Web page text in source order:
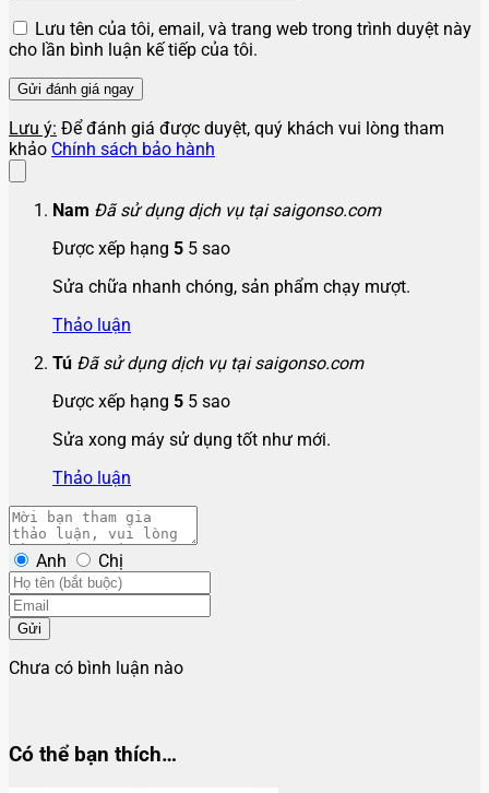
Lưu tên của tôi, email, và trang web trong trình duyệt này
cho lần bình luận kế tiếp của tôi.
Lưu ý: Để đánh giá được duyệt, quý khách vui lòng tham
khảo Chính sách bảo hành
Nam Đã sử dụng dịch vụ tại saigonso.com
Được xếp hạng 5 5 sao
Sửa chữa nhanh chóng, sản phẩm chạy mượt.
Thảo luận
Tú Đã sử dụng dịch vụ tại saigonso.com
Được xếp hạng 5 5 sao
Sửa xong máy sử dụng tốt như mới.
Thảo luận
Anh Chị
Gửi
Chưa có bình luận nào
Có thể bạn thích…